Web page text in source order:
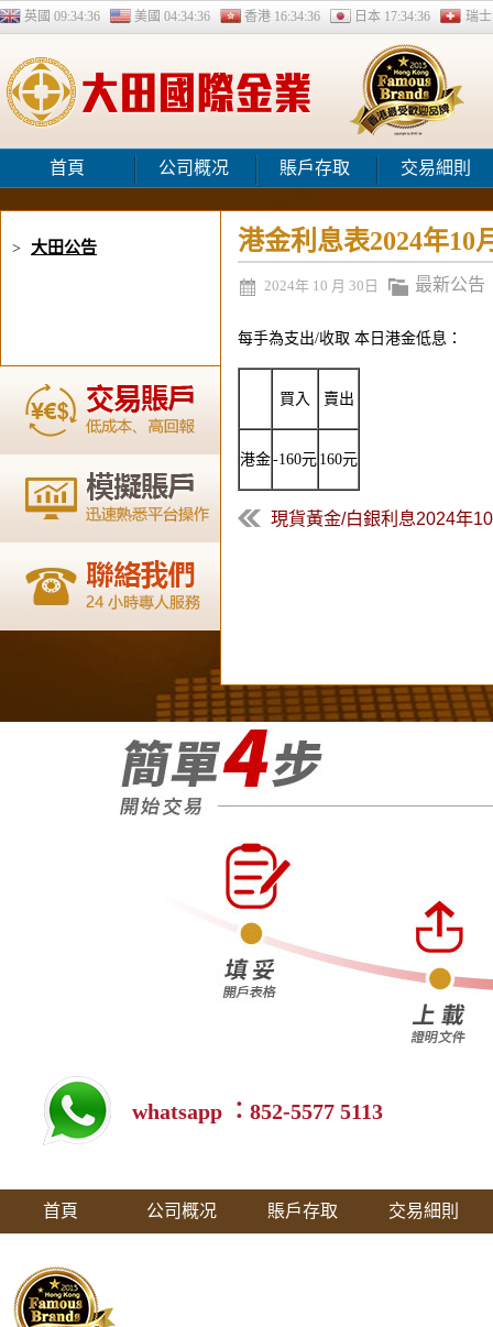
英國 09:34:36 美國 04:34:36 香港 16:34:36 日本 17:34:36 瑞
首頁 公司概况 賬戶存取 交易細則
> 大田公告 港金利息表2024年10
2024年 10 月 30日 最新公告
每手為支出/收取 本日港金低息：
買入 賣出
港金-160元 160元
現貨黃金/白銀利息2024年
whatsapp ：852-5577 5113
首頁 公司概况 賬戶存取 交易細則